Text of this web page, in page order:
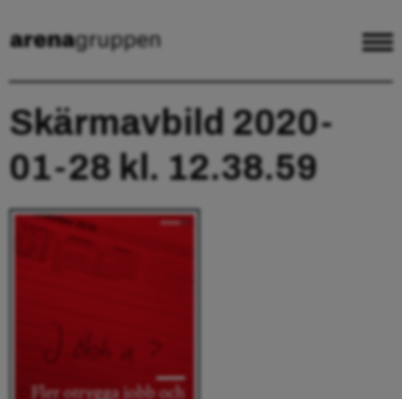
Skärmavbild 2020-
01-28 kl. 12.38.59